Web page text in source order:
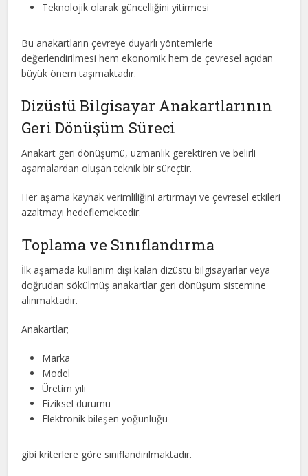
Teknolojik olarak güncelliğini yitirmesi
Bu anakartların çevreye duyarlı yöntemlerle
değerlendirilmesi hem ekonomik hem de çevresel açıdan
büyük önem taşımaktadır.
Dizüstü Bilgisayar Anakartlarının
Geri Dönüşüm Süreci
Anakart geri dönüşümü, uzmanlık gerektiren ve belirli
aşamalardan oluşan teknik bir süreçtir.
Her aşama kaynak verimliliğini artırmayı ve çevresel etkileri
azaltmayı hedeflemektedir.
Toplama ve Sınıflandırma
İlk aşamada kullanım dışı kalan dizüstü bilgisayarlar veya
doğrudan sökülmüş anakartlar geri dönüşüm sistemine
alınmaktadır.
Anakartlar;
Marka
Model
Üretim yılı
Fiziksel durumu
Elektronik bileşen yoğunluğu
gibi kriterlere göre sınıflandırılmaktadır.